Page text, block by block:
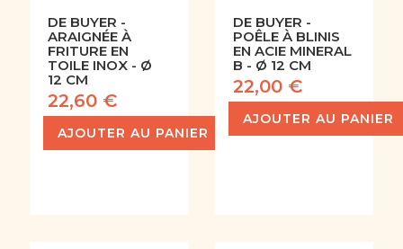
DE BUYER -
ARAIGNÉE À
FRITURE EN
TOILE INOX - Ø
12 CM
22,60 €
AJOUTER AU PANIER
DE BUYER -
POÊLE À BLINIS
EN ACIE MINERAL
B - Ø 12 CM
22,00 €
AJOUTER AU PANIER